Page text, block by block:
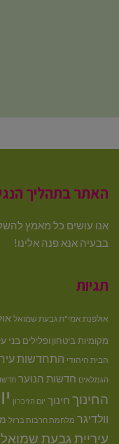
האתר בתהליך
אנו עושים כל מאמץ
בבעיה אנא פנה אלינו!
תגיות
אולפנת אמי"ת גבעת שמואל
מקומיותביטחון ופלילים בני
הבית היהודי התחדשות
הגמלאים חדשות הנוער
החינוך חינוך יום הזיכרון
וולדיגר מלחמת חרבות ברזל
עיריית גבעת שמואל